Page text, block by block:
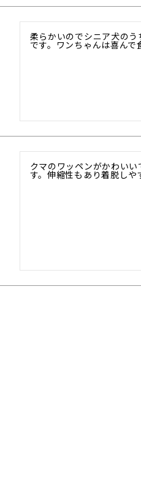
柔らかいのでシニア犬の
です。ワンちゃんは喜んで
クマのワッペンがかわい
す。伸縮性もあり着脱しや